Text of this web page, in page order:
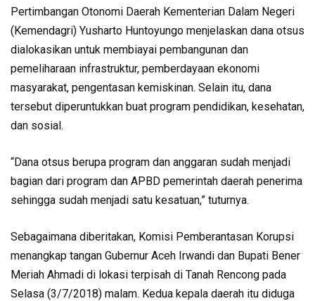
Pertimbangan Otonomi Daerah Kementerian Dalam Negeri
(Kemendagri) Yusharto Huntoyungo menjelaskan dana otsus
dialokasikan untuk membiayai pembangunan dan
pemeliharaan infrastruktur, pemberdayaan ekonomi
masyarakat, pengentasan kemiskinan. Selain itu, dana
tersebut diperuntukkan buat program pendidikan, kesehatan,
dan sosial.
“Dana otsus berupa program dan anggaran sudah menjadi
bagian dari program dan APBD pemerintah daerah penerima
sehingga sudah menjadi satu kesatuan,” tuturnya.
Sebagaimana diberitakan, Komisi Pemberantasan Korupsi
menangkap tangan Gubernur Aceh Irwandi dan Bupati Bener
Meriah Ahmadi di lokasi terpisah di Tanah Rencong pada
Selasa (3/7/2018) malam. Kedua kepala daerah itu diduga